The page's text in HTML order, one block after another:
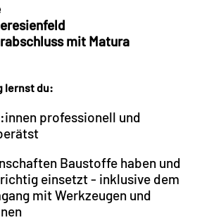
mit Matura
lernst du:
professionell und
Baustoffe haben und
einsetzt - inklusive dem
mit Werkzeugen und